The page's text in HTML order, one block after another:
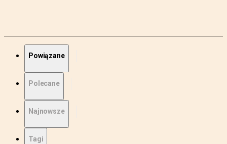
Powiązane
Polecane
Najnowsze
Tagi